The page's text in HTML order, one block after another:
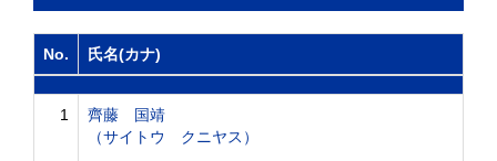
No. 氏名(カナ)
1
齊藤 国靖
（サイトウ クニヤス）